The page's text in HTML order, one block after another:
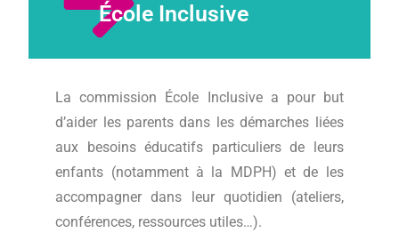
École Inclusive
La commission École Inclusive a pour but
d’aider les parents dans les démarches liées
aux besoins éducatifs particuliers de leurs
enfants (notamment à la MDPH) et de les
accompagner dans leur quotidien (ateliers,
conférences, ressources utiles…).